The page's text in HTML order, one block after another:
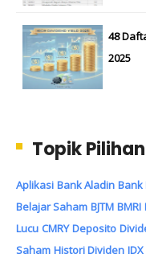
48
2025
Topik Pilihan
Aplikasi Bank Aladin Bank
Belajar Saham BJTM BMRI
Lucu CMRY Deposito
Saham Histori Dividen IDX